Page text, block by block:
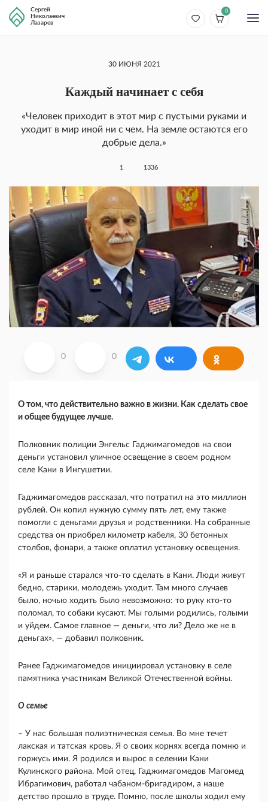
Сергей
Николаевич
Лазарев
0
30 ИЮНЯ 2021
Каждый начинает с себя
«Человек приходит в этот мир с пустыми руками и
уходит в мир иной ни с чем. На земле остаются его
добрые дела.»
1 1336
0 0
О том, что действительно важно в жизни. Как сделать свое
и общее будущее лучше.
Полковник полиции Энгельс Гаджимагомедов на свои
деньги установил уличное освещение в своем родном
селе Кани в Ингушетии.
Гаджимагомедов рассказал, что потратил на это миллион
рублей. Он копил нужную сумму пять лет, ему также
помогли с деньгами друзья и родственники. На собранные
средства он приобрел километр кабеля, 30 бетонных
столбов, фонари, а также оплатил установку освещения.
«Я и раньше старался что-то сделать в Кани. Люди живут
бедно, старики, молодежь уходит. Там много случаев
было, ночью ходить было невозможно: то руку кто-то
поломал, то собаки кусают. Мы голыми родились, голыми
и уйдем. Самое главное — деньги, что ли? Дело же не в
деньгах», — добавил полковник.
Ранее Гаджимагомедов инициировал установку в селе
памятника участникам Великой Отечественной войны.
О семье
– У нас большая полиэтническая семья. Во мне течет
лакская и татская кровь. Я о своих корнях всегда помню и
горжусь ими. Я родился и вырос в селении Кани
Кулинского района. Мой отец, Гаджимагомедов Магомед
Ибрагимович, работал чабаном-бригадиром, а наше
детство прошло в труде. Помню, после школы ходил ему